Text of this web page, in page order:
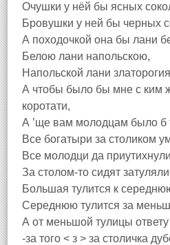
Очушки у нёй бы ясных
Бровушки у ней бы черных
А походочкой она бы лани
Белою лани напольскою,
Напольской лани
А чтобы было бы мне с ким
коротати,
А ’ще вам молодцам было б
Все богатыри за столиком
Все молодци да
За столом-то сидят
Большая тулится к
Середнюю тулится за
А от меньшой тулицы ответу
-за того < з > за столичка